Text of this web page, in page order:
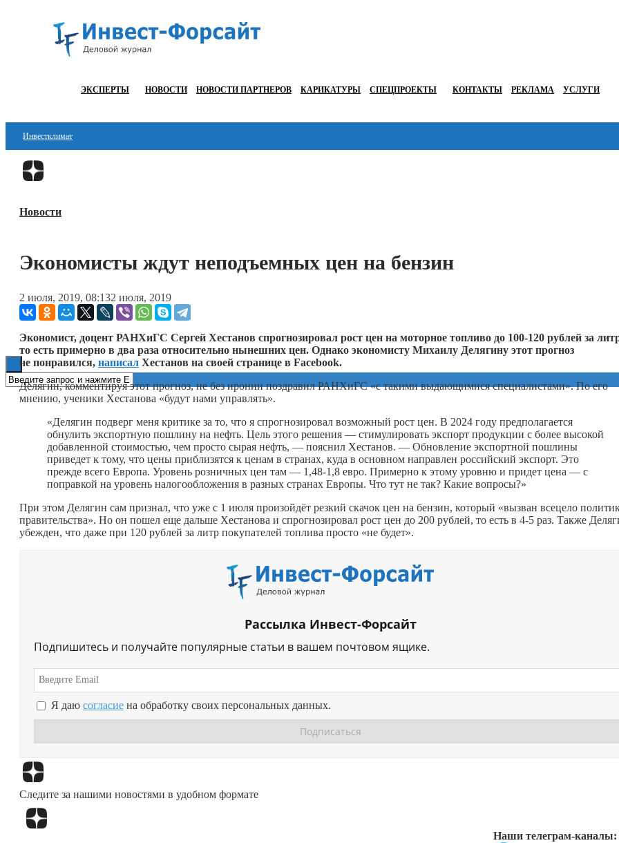
ЭКСПЕРТЫ НОВОСТИ НОВОСТИ ПАРТНЕРОВ КАРИКАТУРЫ СПЕЦПРОЕКТЫ КОНТАКТЫ РЕКЛАМА УСЛУГИ
Инвестклимат
Финансы
Блокчейн
ESG
Новости
Экономисты ждут неподъемных цен на бензин
2 июля, 2019, 08:132 июля, 2019
Экономист, доцент РАНХиГС Сергей Хестанов спрогнозировал рост цен на моторное топливо до 100‑120 рублей за
то есть примерно в два раза относительно нынешних цен. Однако экономисту Михаилу Делягину этот прогноз
не понравился, написал Хестанов на своей странице в Facebook.
Делягин, комментируя этот прогноз, не без иронии поздравил РАНХиГС «с такими выдающимися специалистами». По его
мнению, ученики Хестанова «будут нами управлять».
«Делягин подверг меня критике за то, что я спрогнозировал возможный рост цен. В 2024 году предполагается
обнулить экспортную пошлину на нефть. Цель этого решения — стимулировать экспорт продукции с более высокой
добавленной стоимостью, чем просто сырая нефть, — пояснил Хестанов. — Обновление экспортной пошлины
приведет к тому, что цены приблизятся к ценам в странах, куда в основном направлен российский экспорт. Это
прежде всего Европа. Уровень розничных цен там — 1,48‑1,8 евро. Примерно к этому уровню и придет цена — с
поправкой на уровень налогообложения в разных странах Европы. Что тут не так? Какие вопросы?»
При этом Делягин сам признал, что уже с 1 июля произойдёт резкий скачок цен на бензин, который «вызван всецело
правительства». Но он пошел еще дальше Хестанова и спрогнозировал рост цен до 200 рублей, то есть в 4‑5 раз. Также
убежден, что даже при 120 рублей за литр покупателей топлива просто «не будет».
Рассылка Инвест-Форсайт
Подпишитесь и получайте популярные статьи в вашем почтовом ящике.
Я даю согласие на обработку своих персональных данных.
Следите за нашими новостями в удобном формате
Наши телеграм-каналы: